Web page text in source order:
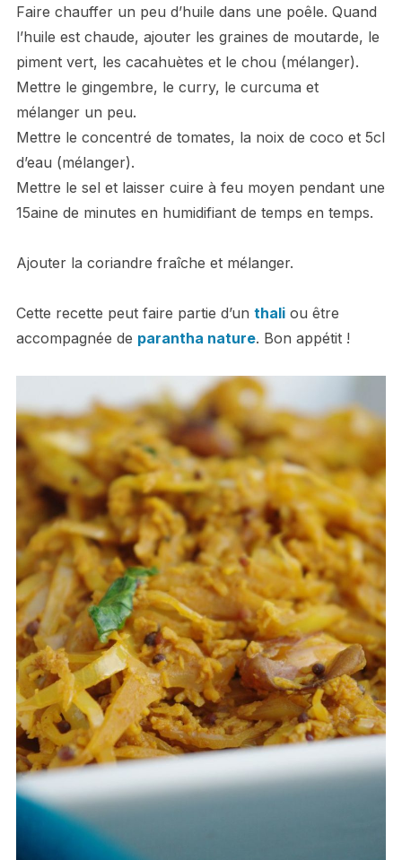
Faire chauffer un peu d’huile dans une poêle. Quand
l’huile est chaude, ajouter les graines de moutarde, le
piment vert, les cacahuètes et le chou (mélanger).
Mettre le gingembre, le curry, le curcuma et
mélanger un peu.
Mettre le concentré de tomates, la noix de coco et 5cl
d’eau (mélanger).
Mettre le sel et laisser cuire à feu moyen pendant une
15aine de minutes en humidifiant de temps en temps.
Ajouter la coriandre fraîche et mélanger.
Cette recette peut faire partie d’un thaliou être
accompagnée de parantha nature. Bon appétit !